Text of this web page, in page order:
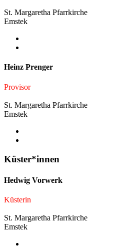
St. Margaretha Pfarrkirche
Emstek
Heinz Prenger
Provisor
St. Margaretha Pfarrkirche
Emstek
Küster*innen
Hedwig Vorwerk
Küsterin
St. Margaretha Pfarrkirche
Emstek